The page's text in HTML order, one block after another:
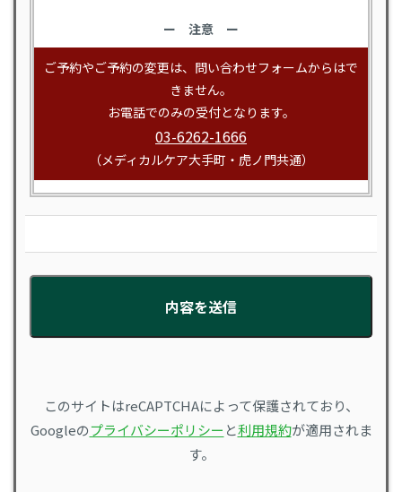
ー 注意 ー
ご予約やご予約の変更は、問い合わせフォームからはで
きません。
お電話でのみの受付となります。
03-6262-1666
（メディカルケア大手町・虎ノ門共通）
このサイトはreCAPTCHAによって保護されており、
Googleのプライバシーポリシー と利用規約が適用されま
す。